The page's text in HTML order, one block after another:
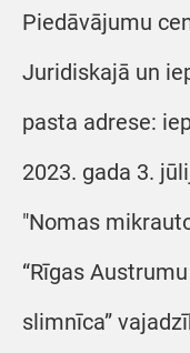
Piedāvājumu
Juridiskajā un
pasta adrese:
2023. gada 3.
"Nomas
“Rīgas
slimnīca”